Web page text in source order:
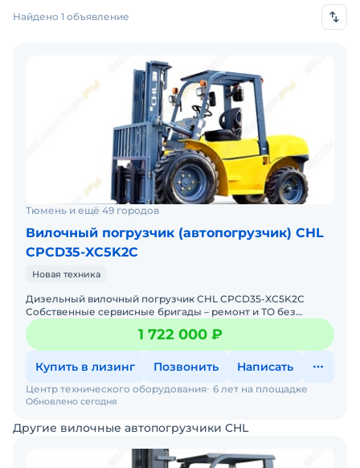
Найдено 1 объявление
Тюмень и ещё 49 городов
Вилочный погрузчик (автопогрузчик) CHL
CPCD35-XC5K2C
Новая техника
Дизельный вилочный погрузчик CHL CPCD35-XC5K2C
Собственные сервисные бригады – ремонт и ТО без
простоев. Гарантия 12 месяцев + постгарантийное
обслуживание.
1 722 000 ₽
Купить в лизинг Позвонить Написать
Обновлено сегодня
Центр технического оборудования 6 лет на площадке
Другие вилочные автопогрузчики CHL